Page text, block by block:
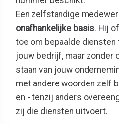
Een zelfstandige
onafhankelijke basis. Hij
toe om bepaalde
jouw bedrijf, maar zonder
staan van jouw
met andere woorden zelf
en - tenzij anders
zij die diensten uitvoert.